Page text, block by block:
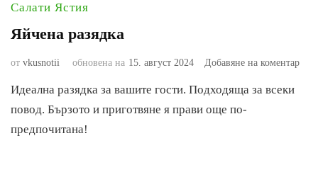
Салати Ястия
Яйчена разядка
от vkusnotii обновена на 15. август 2024 Добавяне на коментаркъм
Идеална разядка за вашите гости. Подходяща за всеки
повод. Бързото и приготвяне я прави още по-
предпочитана!